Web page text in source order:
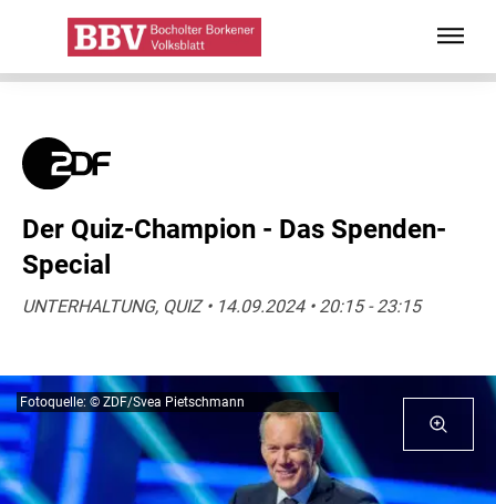
Der Quiz-Champion - Das Spenden-
Special
UNTERHALTUNG, QUIZ • 14.09.2024 • 20:15 - 23:15
Fotoquelle: © ZDF/Svea Pietschmann